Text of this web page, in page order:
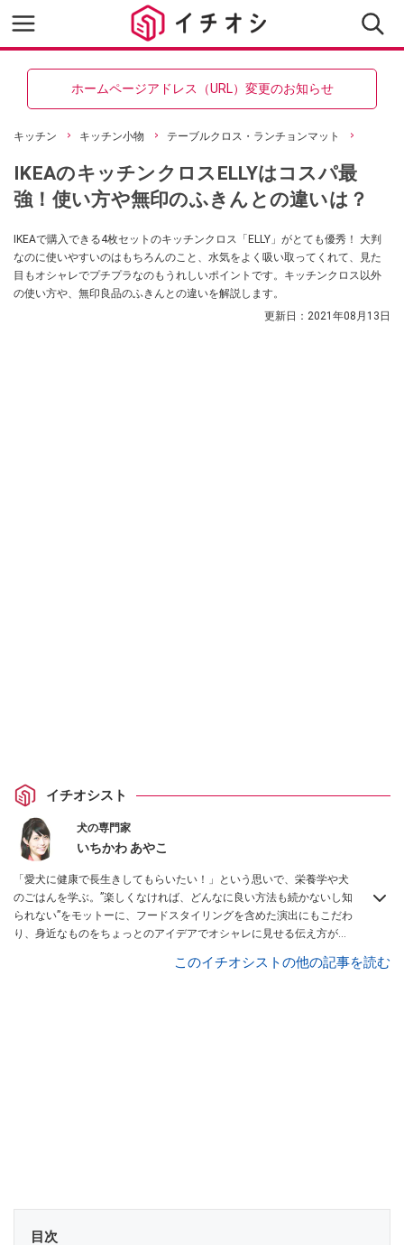
ホームページアドレス（URL）変更のお知らせ
キッチン キッチン小物 テーブルクロス・ランチョンマット
IKEAのキッチンクロスELLYはコスパ最
強！使い方や無印のふきんとの違いは？
IKEAで購入できる4枚セットのキッチンクロス「ELLY」がとても優秀！ 大判
なのに使いやすいのはもちろんのこと、水気をよく吸い取ってくれて、見た
目もオシャレでプチプラなのもうれしいポイントです。キッチンクロス以外
の使い方や、無印良品のふきんとの違いを解説します。
更新日： 2021年08月13日
イチオシスト
犬の専門家
いちかわ あやこ
「愛犬に健康で長生きしてもらいたい！」という思いで、栄養学や犬
のごはんを学ぶ。”楽しくなければ、どんなに良い方法も続かないし知
られない”をモットーに、フードスタイリングを含めた演出にもこだわ
り、身近なものをちょっとのアイデアでオシャレに見せる伝え方が人
このイチオシストの他の記事を読む
目次